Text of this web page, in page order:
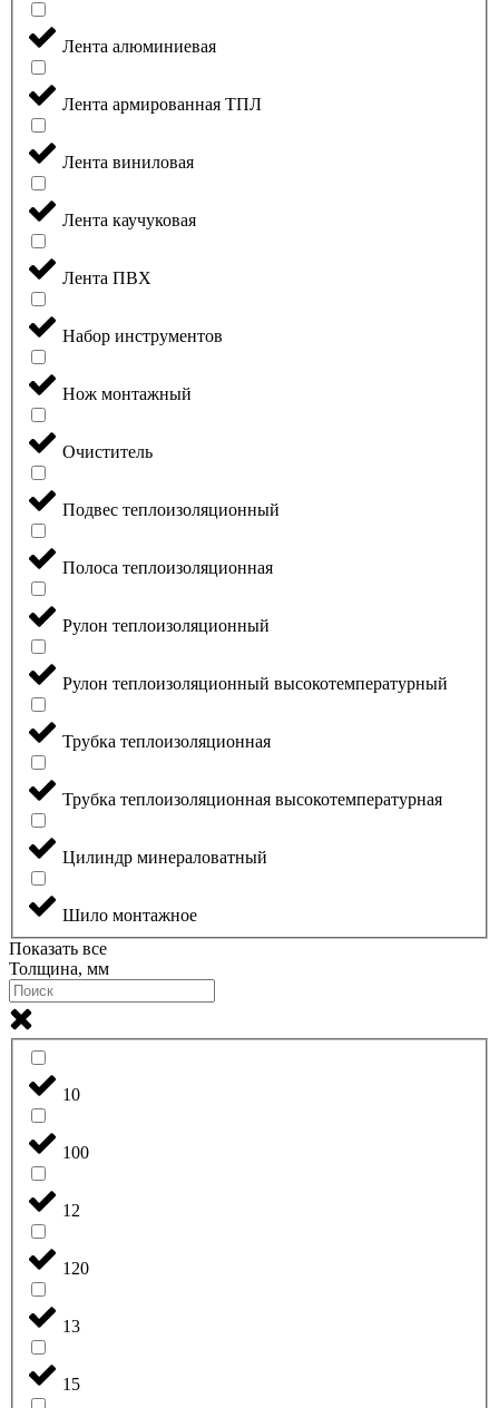
Лента алюминиевая
Лента армированная ТПЛ
Лента виниловая
Лента каучуковая
Лента ПВХ
Набор инструментов
Нож монтажный
Очиститель
Подвес теплоизоляционный
Полоса теплоизоляционная
Рулон теплоизоляционный
Рулон теплоизоляционный высокотемпературный
Трубка теплоизоляционная
Трубка теплоизоляционная высокотемпературная
Цилиндр минераловатный
Шило монтажное
Показать все
Толщина, мм
10
100
12
120
13
15